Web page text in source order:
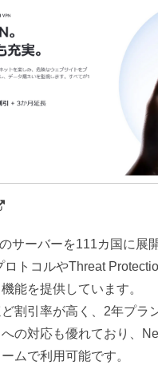
サーバーを111カ国に展
トコルやThreat
能を提供しています。
割引率が高く、2年プラ
の対応も優れており、
ムで利用可能です。